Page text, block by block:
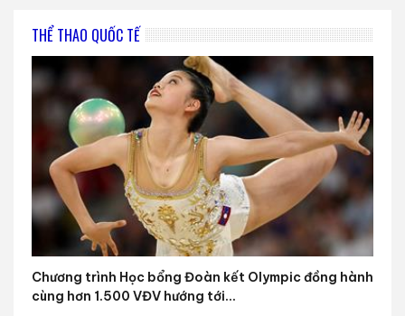
THỂ THAO QUỐC TẾ
Chương trình Học bổng Đoàn kết Olympic đồng hành
cùng hơn 1.500 VĐV hướng tới...